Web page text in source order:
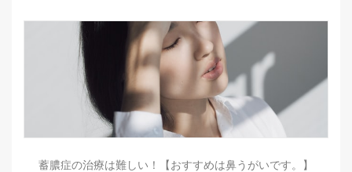
蓄膿症の治療は難しい！【おすすめは鼻うがいです。】